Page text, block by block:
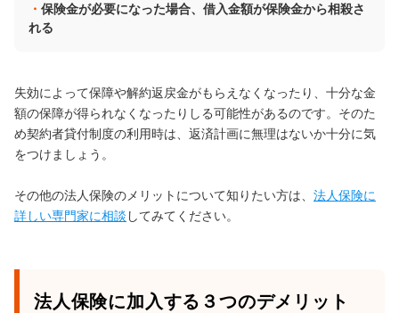
保険金が必要になった場合、借入金額が保険金から相殺さ
れる
失効によって保障や解約返戻金がもらえなくなったり、十分な金
額の保障が得られなくなったりしる可能性があるのです。そのた
め契約者貸付制度の利用時は、返済計画に無理はないか十分に気
をつけましょう。
その他の法人保険のメリットについて知りたい方は、 法人保険に
詳しい専門家に相談 してみてください。
法人保険に加入する３つのデメリット